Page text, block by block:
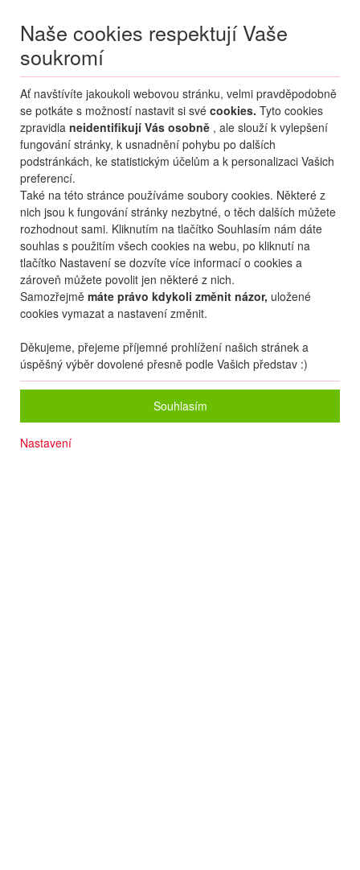
Naše cookies respektují Vaše
soukromí
Ať navštívíte jakoukoli webovou stránku, velmi pravděpodobně
se potkáte s možností nastavit si své cookies. Tyto cookies
zpravidla neidentifikují Vás osobně , ale slouží k vylepšení
fungování stránky, k usnadnění pohybu po dalších
podstránkách, ke statistickým účelům a k personalizaci Vašich
preferencí.
Také na této stránce používáme soubory cookies. Některé z
nich jsou k fungování stránky nezbytné, o těch dalších můžete
rozhodnout sami. Kliknutím na tlačítko Souhlasím nám dáte
souhlas s použitím všech cookies na webu, po kliknutí na
tlačítko Nastavení se dozvíte více informací o cookies a
zároveň můžete povolit jen některé z nich.
Samozřejmě máte právo kdykoli změnit názor, uložené
cookies vymazat a nastavení změnit.
Děkujeme, přejeme příjemné prohlížení našich stránek a
úspěšný výběr dovolené přesně podle Vašich představ :)
Souhlasím
Nastavení
Menu
MojePřihlášení
Destinace nerozhoduje
09.08.-...• 2 osoby
Od nejoblíbenějšího Od nejlevnějšího Od nejdražšího
Od nejbližšího termínu
Probíhá vyhledávání